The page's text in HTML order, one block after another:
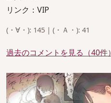
リンク：VIP
(・∀・): 145 | (・Ａ・): 41
過去のコメントを見る（40件）